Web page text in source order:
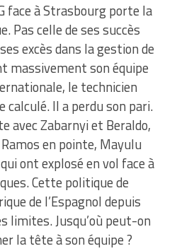
face à Strasbourg porte la
Pas celle de ses succès
excès dans la gestion de
massivement son équipe
le technicien
calculé. Il a perdu son pari.
avec Zabarnyi et Beraldo,
en pointe, Mayulu
ont explosé en vol face à
Cette politique de
de l’Espagnol depuis
limites. Jusqu’où peut-on
la tête à son équipe ?